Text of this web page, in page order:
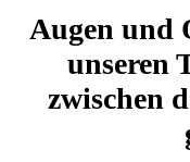
Augen und
unseren
zwischen